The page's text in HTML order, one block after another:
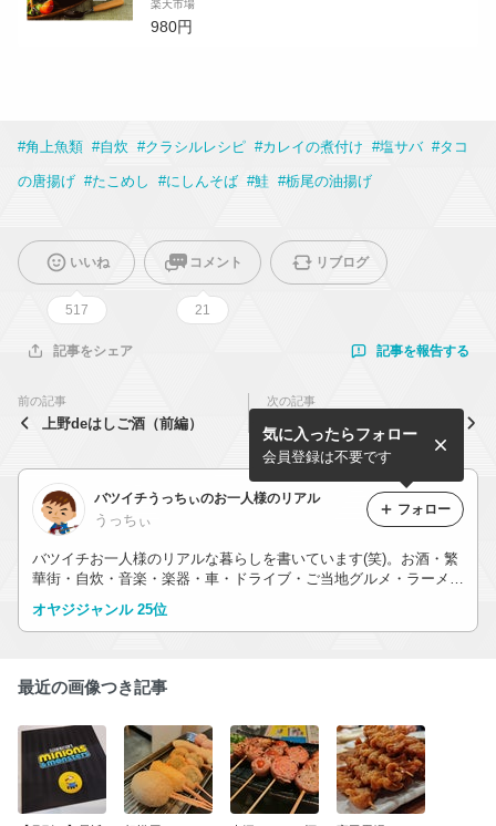
楽天市場
980円
#角上魚類 #自炊 #クラシルレシピ #カレイの煮付け #塩サバ #タコ
の唐揚げ #たこめし #にしんそば #鮭 #栃尾の油揚げ
いいね
517
コメント
21
リブログ
記事をシェア 記事を報告する
前の記事
上野deはしご酒（前編）
次の記事
新宿deはしご酒2022（生バ
ンドと唐揚げな夜）
バツイチうっちぃのお一人様のリアル
うっちぃ
バツイチお一人様のリアルな暮らしを書いています(笑)。お酒・繁
華街・自炊・音楽・楽器・車・ドライブ・ご当地グルメ・ラーメ
ン・出張・旅行・映画・小説・ゲーム・漫画・アニメの話など。唯
一の自慢は今まで日本全国47都道府県すべてに行ったことがある
気に入ったらフォロー
会員登録は不要です
フォロー
オヤジジャンル 25位
最近の画像つき記事